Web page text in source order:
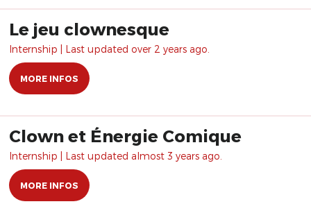
Le jeu clownesque
Internship | Last updated over 2 years ago.
MORE INFOS
Clown et Énergie Comique
Internship | Last updated almost 3 years ago.
MORE INFOS